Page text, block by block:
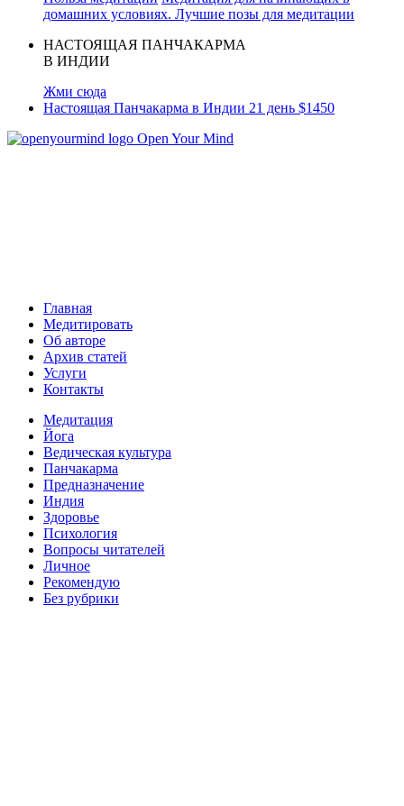
домашних условиях. Лучшие позы для медитации
НАСТОЯЩАЯ ПАНЧАКАРМА
В ИНДИИ
Жми сюда
Настоящая Панчакарма в Индии 21 день $1450
Open Your Mind
Главная
Медитировать
Об авторе
Архив статей
Услуги
Контакты
Медитация
Йога
Ведическая культура
Панчакарма
Предназначение
Индия
Здоровье
Психология
Вопросы читателей
Личное
Рекомендую
Без рубрики